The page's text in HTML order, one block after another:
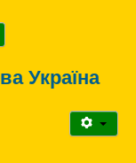
Україна